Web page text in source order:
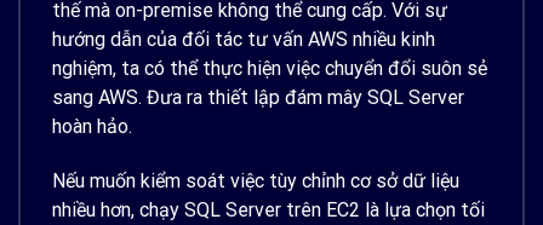
thế mà on-premise không thể cung cấp. Với sự
hướng dẫn của đối tác tư vấn AWS nhiều kinh
nghiệm, ta có thể thực hiện việc chuyển đổi suôn sẻ
sang AWS. Đưa ra thiết lập đám mây SQL Server
hoàn hảo.
Nếu muốn kiểm soát việc tùy chỉnh cơ sở dữ liệu
nhiều hơn, chạy SQL Server trên EC2 là lựa chọn tối